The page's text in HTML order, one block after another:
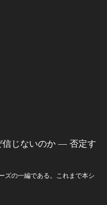
信じないのか ― 否定す
ズの一編である。これまで本シ